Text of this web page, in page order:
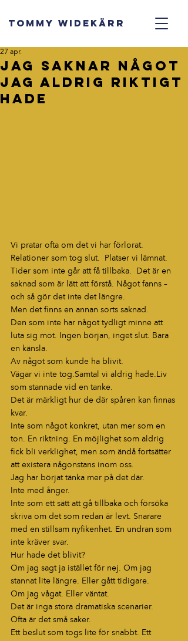
TOMMY WIDEKÄRR
Jag saknar något
jag aldrig riktigt
hade
27 apr.
Vi pratar ofta om det vi har förlorat.
Relationer som tog slut.  Platser vi lämnat.
Tider som inte går att få tillbaka.  Det är en
saknad som är lätt att förstå. Något fanns –
och så gör det inte det längre.
Men det finns en annan sorts saknad.
Den som inte har något tydligt minne att
luta sig mot. Ingen början, inget slut. Bara
en känsla.
Av något som kunde ha blivit.
Vägar vi inte tog.Samtal vi aldrig hade.Liv
som stannade vid en tanke.
Det är märkligt hur de där spåren kan finnas
kvar.
Inte som något konkret, utan mer som en
ton. En riktning. En möjlighet som aldrig
fick bli verklighet, men som ändå fortsätter
att existera någonstans inom oss.
Jag har börjat tänka mer på det där.
Inte med ånger.
Inte som ett sätt att gå tillbaka och försöka
skriva om det som redan är levt. Snarare
med en stillsam nyfikenhet. En undran som
inte kräver svar.
Hur hade det blivit?
Om jag sagt ja istället för nej. Om jag
stannat lite längre. Eller gått tidigare.
Om jag vågat. Eller väntat.
Det är inga stora dramatiska scenarier.
Ofta är det små saker.
Ett beslut som togs lite för snabbt. Ett